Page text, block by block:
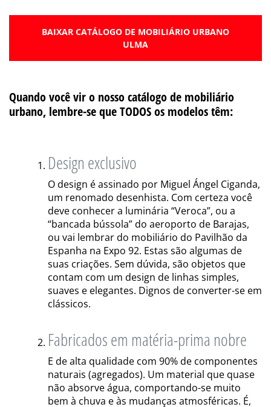
BAIXAR CATÁLOGO DE MOBILIÁRIO URBANO
ULMA
Quando você vir o nosso catálogo de mobiliário
urbano, lembre-se que TODOS os modelos têm:
Design exclusivo
O design é assinado por Miguel Ángel Ciganda,
um renomado desenhista. Com certeza você
deve conhecer a luminária “Veroca”, ou a
“bancada bússola” do aeroporto de Barajas,
ou vai lembrar do mobiliário do Pavilhão da
Espanha na Expo 92. Estas são algumas de
suas criações. Sem dúvida, são objetos que
contam com um design de linhas simples,
suaves e elegantes. Dignos de converter-se em
clássicos.
Fabricados em matéria-prima nobre
E de alta qualidade com 90% de componentes
naturais (agregados). Um material que quase
não absorve água, comportando-se muito
bem à chuva e às mudanças atmosféricas. É,